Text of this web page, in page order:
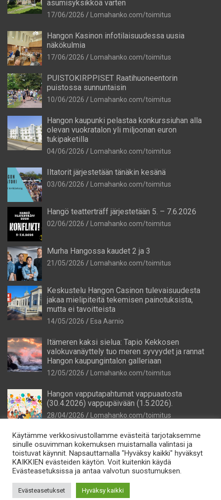
asumisyksikköä varten
17/06/2026 Lomahanko.com/toimitus
Hangon Kasinon infotilaisuudessa uusia
näkökulmia
17/06/2026 Lomahanko.com/toimitus
PUISTOKIRPPISET Raatihuoneentorin
puistossa sunnuntaisin
10/06/2026 Lomahanko.com/toimitus
Hangon kaupunki pelastaa konkurssiuhan alla
olevan vuokratalon yli miljoonan euron
tukipaketilla
04/06/2026 Lomahanko.com/toimitus
Iltatorit järjestetään tänäkin kesänä
03/06/2026 Lomahanko.com/toimitus
Hangö teatterträff järjestetään 5. – 7.6.2026
02/06/2026 Lomahanko.com/toimitus
Murha Hangossa kaudet 2 ja 3
21/05/2026 Lomahanko.com/toimitus
Keskustelu Hangon Casinon tulevaisuudesta
jakaa mielipiteitä tekemisen painotuksista,
mutta ei tavoitteista
14/05/2026 Esa Aarnio
Itämeren kaksi sielua: Tapio Kekkosen
valokuvanäyttely tuo meren syvyydet ja rannat
Hangon kaupungintalon galleriaan
12/05/2026 Lomahanko.com/toimitus
Hangon vapputapahtumat vappuaatosta
(30.4.2026) vappupäivään (1.5.2026).
28/04/2026 Lomahanko.com/toimitus
Tietosuoja
Lomahanko Oy e-mail: info@lomahanko.fi p. 044 544 64 25
Käytämme verkkosivustollamme evästeitä tarjotaksemme
sinulle osuvimman kokemuksen muistamalla valintasi ja
toistuvat käynnit. Napsauttamalla "Hyväksy kaikki" hyväksyt
KAIKKIEN evästeiden käytön. Voit kuitenkin käydä
Evästeasetuksissa ja antaa valvotun suostumuksen.
Evästeasetukset Hyväksy kaikki